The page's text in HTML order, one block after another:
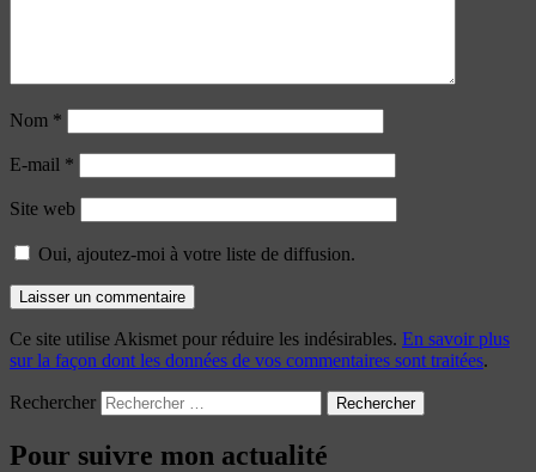
Nom *
E-mail *
Site web
Oui, ajoutez-moi à votre liste de diffusion.
Ce site utilise Akismet pour réduire les indésirables. En savoir plus
sur la façon dont les données de vos commentaires sont traitées.
Rechercher
Pour suivre mon actualité